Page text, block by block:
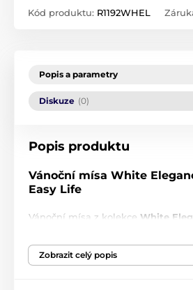
Kód produktu: R1192WHEL
Popis a parametry
Diskuze (0)
Popis produktu
Vánoční mísa White
Easy Life
Vánoční mísa z kolekce White
sváteční atmosféry a jemný
porcelán zdobí bohaté motivy bílé
Zobrazit celý popis